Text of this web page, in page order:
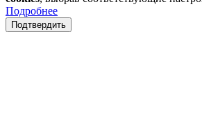
Подробнее
Подтвердить